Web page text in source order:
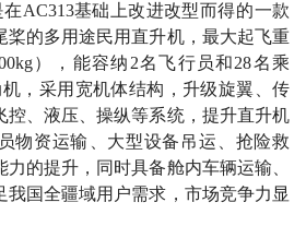
AC313基础上改进改型而得的一款
桨的多用途民用直升机，最大起飞重
），能容纳2名飞行员和28名乘
，采用宽机体结构，升级旋翼、传
控、液压、操纵等系统，提升直升机
物资运输、大型设备吊运、抢险救
的提升，同时具备舱内车辆运输、
我国全疆域用户需求，市场竞争力显